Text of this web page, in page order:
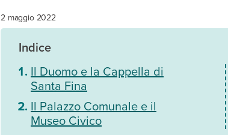
2 maggio 2022
Indice
Il Duomo e la Cappella di
Santa Fina
Il Palazzo Comunale e il
Museo Civico